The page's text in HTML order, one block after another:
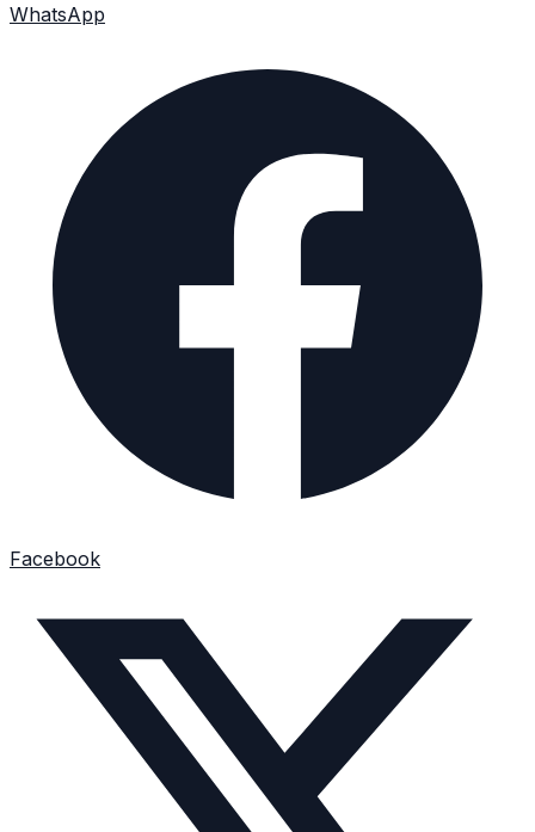
WhatsApp
Facebook